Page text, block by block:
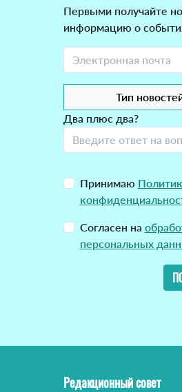
Первыми получайте
информацию о
Тип
Два плюс два?
Принимаю
Согласен на
персональных
Редакционный совет